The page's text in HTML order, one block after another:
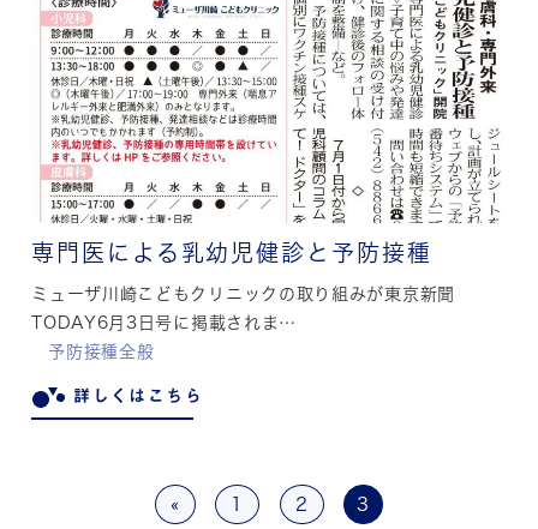
専門医による乳幼児健診と予防接種
ミューザ川崎こどもクリニックの取り組みが東京新聞
TODAY6月3日号に掲載されま…
予防接種全般
詳しくはこちら
« 2 3